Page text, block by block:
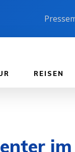
REISEN
im